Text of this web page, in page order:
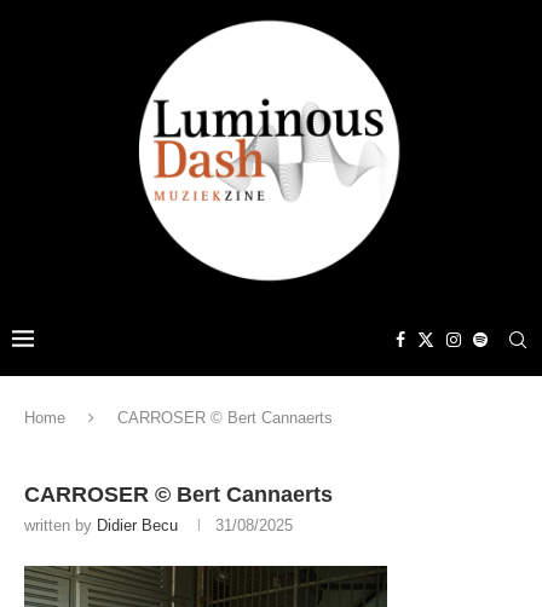
Home CARROSER © Bert Cannaerts
CARROSER © Bert Cannaerts
written by Didier Becu 31/08/2025